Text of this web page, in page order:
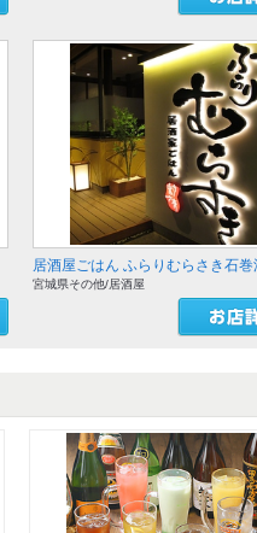
居酒屋ごはん ふらりむらさき石巻
宮城県その他/居酒屋